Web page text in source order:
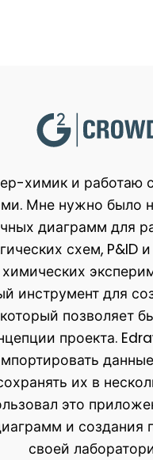
химик и работаю
Мне нужно было
диаграмм для
схем, P&ID
инструмент для
позволяет
проекта.
их в
это
и создания
своей